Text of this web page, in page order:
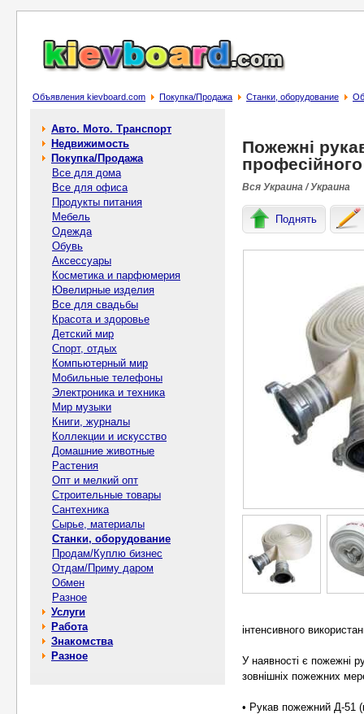
Объявления kievboard.com Покупка/Продажа Станки, оборудование
Авто. Мото. Транспорт
Недвижимость
Покупка/Продажа
Все для дома
Все для офиса
Продукты питания
Мебель
Одежда
Обувь
Аксессуары
Косметика и парфюмерия
Ювелирные изделия
Все для свадьбы
Красота и здоровье
Детский мир
Спорт, отдых
Компьютерный мир
Мобильные телефоны
Электроника и техника
Мир музыки
Книги, журналы
Коллекции и искусство
Домашние животные
Растения
Опт и мелкий опт
Строительные товары
Сантехника
Сырье, материалы
Станки, оборудование
Продам/Куплю бизнес
Отдам/Приму даром
Обмен
Разное
Услуги
Работа
Знакомства
Разное
Пожежні
Вся Украина / Украина
Поднять
інтенсивного
У наявності є пожежні
зовнішніх пожежних
• Рукав пожежний Д-51